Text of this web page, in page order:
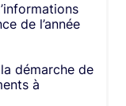
de l’année
démarche de
à